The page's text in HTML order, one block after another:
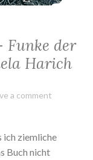
Funke der
Harich
a comment
ich ziemliche
Buch nicht